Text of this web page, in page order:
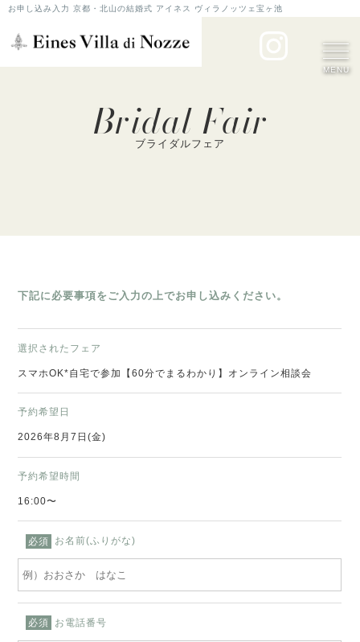
お申し込み入力 京都・北山の結婚式 アイネス ヴィラノッツェ宝ヶ池
MENU
Bridal Fair
ブライダルフェア
下記に必要事項をご入力の上でお申し込みください。
選択されたフェア
スマホOK*自宅で参加【60分でまるわかり】オンライン相談会
予約希望日
2026年8月7日(金)
予約希望時間
16:00〜
必須 お名前(ふりがな)
必須 お電話番号